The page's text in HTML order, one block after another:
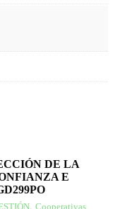
DE LA
E
, Cooperativas